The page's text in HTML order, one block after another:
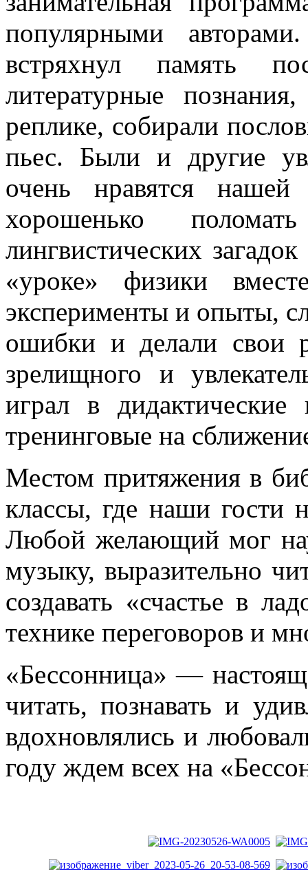
популярными
встряхнул память
литературные
реплике, собирали
пьес. Были и другие
очень нравятся
хорошенько
лингвистических
«уроке» физики
эксперименты и опыты,
ошибки и делали свои
зрелищного и
играл в
тренинговые на
Местом притяжения в
классы, где наши гости
Любой желающий мог
музыку, выразительно
создавать «счастье в
технике переговоров и
«Бессонница» —
читать, познавать и
вдохновлялись и
году ждем всех на